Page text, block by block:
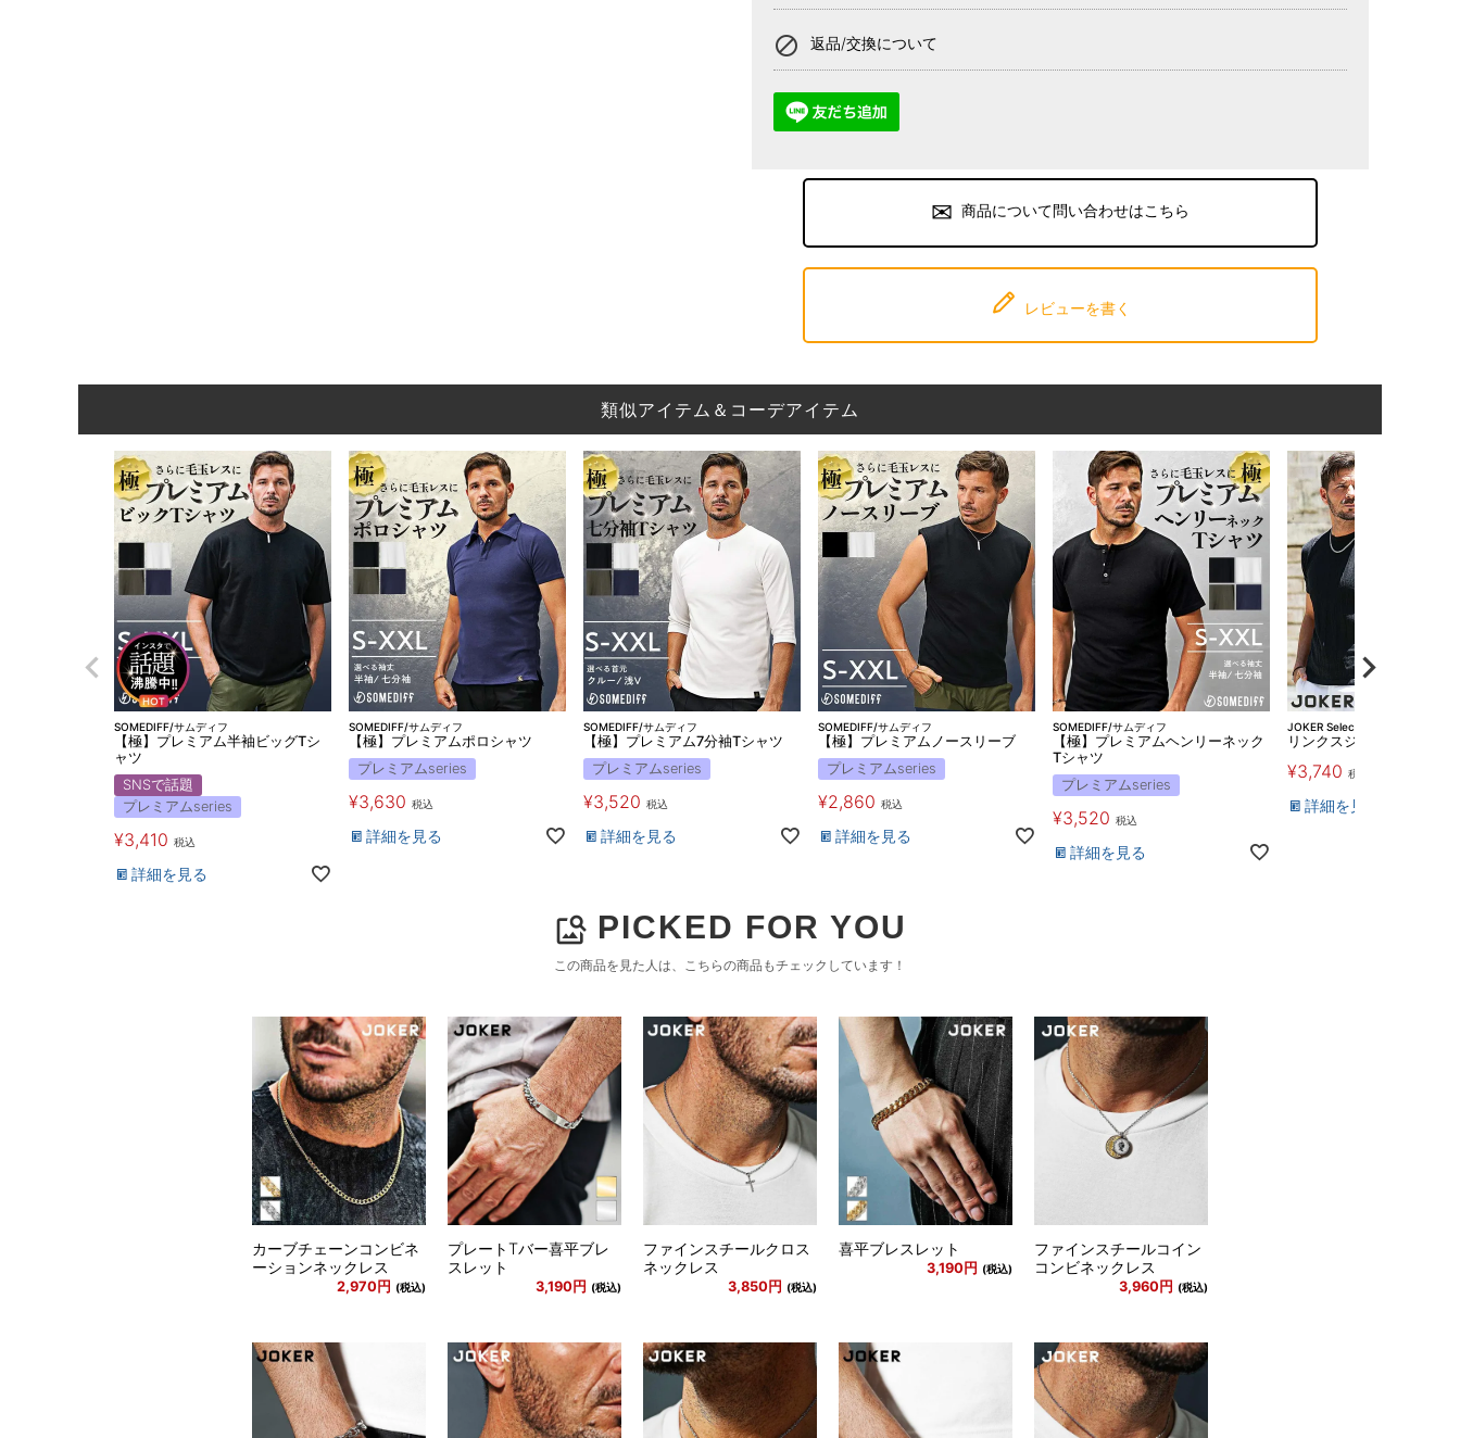
block 返品/交換について
商品について問い合わせはこちら
レビューを書く
類似アイテム＆コーデアイテム
SOMEDIFF/サムディフ
【極】プレミアム半袖ビッグTシ
ャツ
SNSで話題
プレミアムseries
¥3,410 税込
詳細を見る
SOMEDIFF/サムディフ
【極】プレミアムポロシャツ
プレミアムseries
¥3,630 税込
詳細を見る
SOMEDIFF/サムディフ
【極】プレミアム7分袖Tシャツ
プレミアムseries
¥3,520 税込
詳細を見る
SOMEDIFF/サムディフ
【極】プレミアムノースリーブ
プレミアムseries
¥2,860 税込
詳細を見る
SOMEDIFF/サムディフ
【極】プレミアムヘンリーネック
Tシャツ
プレミアムseries
¥3,520 税込
詳細を見る
JOKER Select
リンクスジャガードカッ
¥3,740 税込
詳細を見る
image_search PICKED FOR YOU
この商品を見た人は、こちらの商品もチェックしています！
カーブチェーンコンビネ
ーションネックレス
2,970円 (税込)
プレートTバー喜平ブレ
スレット
3,190円 (税込)
ファインスチールクロス
ネックレス
3,850円 (税込)
喜平ブレスレット
3,190円 (税込)
ファインスチールコイン
コンビネックレス
3,960円 (税込)